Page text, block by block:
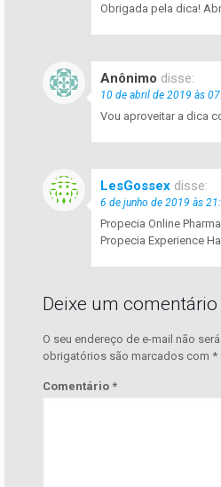
Obrigada pela dica!
Anônimo disse:
10 de abril de 2019 às
Vou aproveitar a dica
LesGossex disse:
6 de junho de 2019 às
Propecia Online
Propecia Experience
Deixe um comentário
O seu endereço de e-mail não
obrigatórios são marcados com *
Comentário *